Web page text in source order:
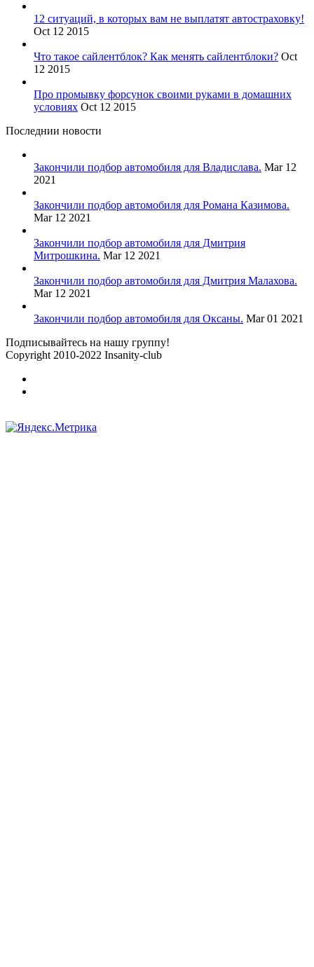
12 ситуаций, в которых вам не выплатят автостраховку!
Oct 12 2015
Что такое сайлентблок? Как менять сайлентблоки? Oct
12 2015
Про промывку форсунок своими руками в домашних
условиях Oct 12 2015
Последнии новости
Закончили подбор автомобиля для Владислава. Mar 12
2021
Закончили подбор автомобиля для Романа Казимова.
Mar 12 2021
Закончили подбор автомобиля для Дмитрия
Митрошкина. Mar 12 2021
Закончили подбор автомобиля для Дмитрия Малахова.
Mar 12 2021
Закончили подбор автомобиля для Оксаны. Mar 01 2021
Подписывайтесь на нашу группу!
Copyright 2010-2022 Insanity-club